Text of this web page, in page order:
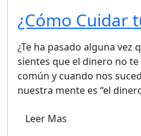
¿Cómo Cuidar
¿Te ha pasado alguna
sientes que el dinero no
común y cuando nos
nuestra mente es “el
Leer Mas